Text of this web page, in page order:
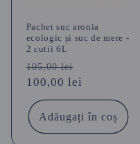
Pachet suc aronia
ecologic și suc de mere -
2 cutii 6L
Preț
obișnuit
105,00 lei
redus
100,00 lei
Adăugați în coș